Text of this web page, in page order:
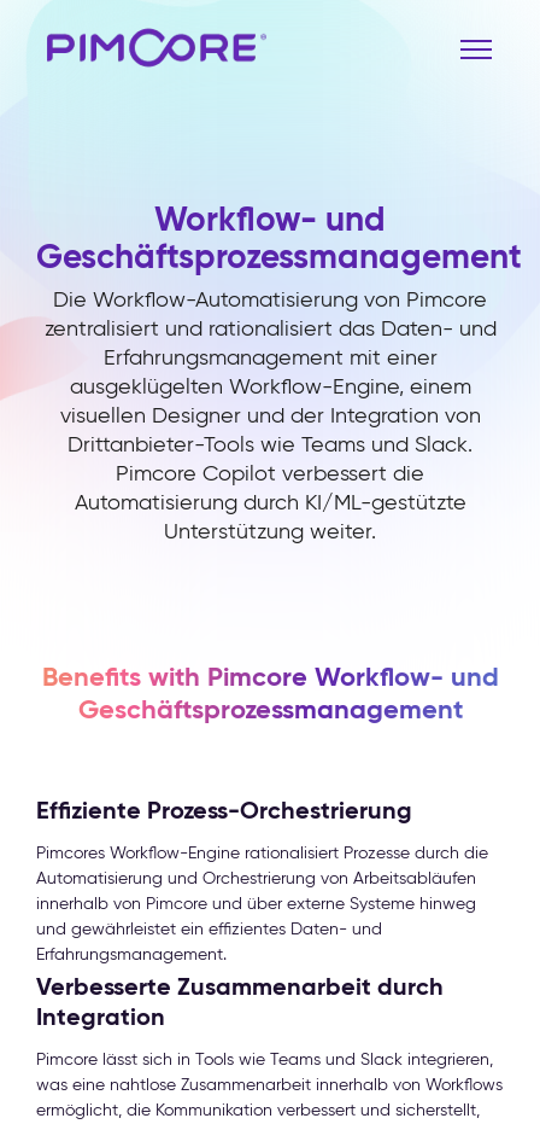
Workflow- und
Geschäftsprozessmanagement
Die Workflow-Automatisierung von Pimcore
zentralisiert und rationalisiert das Daten- und
Erfahrungsmanagement mit einer
ausgeklügelten Workflow-Engine, einem
visuellen Designer und der Integration von
Drittanbieter-Tools wie Teams und Slack.
Pimcore Copilot verbessert die
Automatisierung durch KI/ML-gestützte
Unterstützung weiter.
Benefits with Pimcore Workflow- und
Geschäftsprozessmanagement
Effiziente Prozess-Orchestrierung
Pimcores Workflow-Engine rationalisiert Prozesse durch die
Automatisierung und Orchestrierung von Arbeitsabläufen
innerhalb von Pimcore und über externe Systeme hinweg
und gewährleistet ein effizientes Daten- und
Erfahrungsmanagement.
Verbesserte Zusammenarbeit durch
Integration
Pimcore lässt sich in Tools wie Teams und Slack integrieren,
was eine nahtlose Zusammenarbeit innerhalb von Workflows
ermöglicht, die Kommunikation verbessert und sicherstellt,